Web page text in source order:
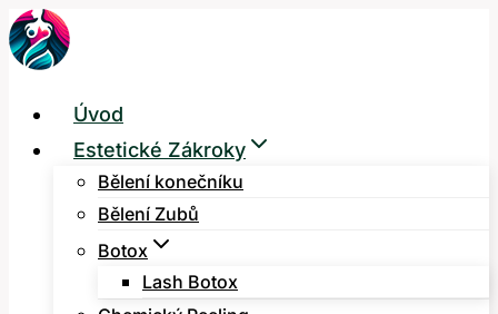
Přeskočit
na
Úvod
Estetické Zákroky
Bělení konečníku
Bělení Zubů
Botox
Lash Botox